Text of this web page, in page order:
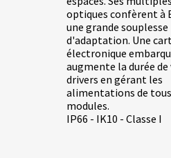
optiques confèrent à
une grande souplesse
d'adaptation. Une
électronique
augmente la durée de
drivers en gérant les
alimentations de
modules.
IP66 - IK10 - Classe I